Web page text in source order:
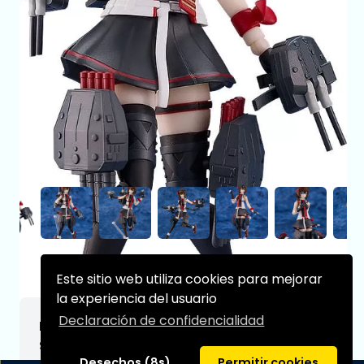
Este sitio web utiliza cookies para mejorar
la experiencia del usuario
Declaración de confidencialidad
Kantai Collection Maqueta PLAMATEA
Shigure Kai San 14 cm